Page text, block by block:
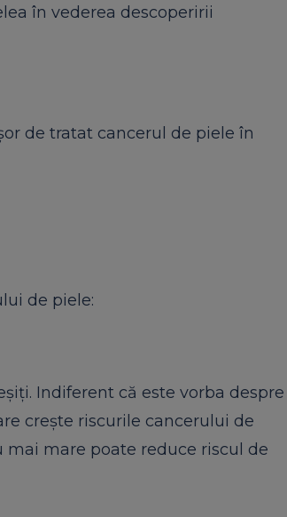
în vederea descoperirii
de tratat cancerul de piele în
de piele:
Indiferent că este vorba despre
creşte riscurile cancerului de
mai mare poate reduce riscul de